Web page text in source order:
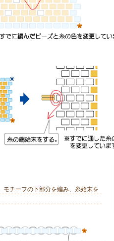
モチーフの下部分を編み、糸始末を